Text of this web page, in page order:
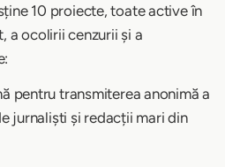
10 proiecte, toate active în
a ocolirii cenzurii și a
pentru transmiterea anonimă a
jurnaliști și redacții mari din